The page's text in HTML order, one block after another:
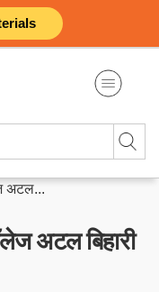
अटल...
अटल बिहारी